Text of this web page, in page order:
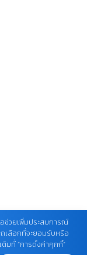
(มหาชน)
อช่วยเพิ่มประสบการณ์
ถเลือกที่จะยอมรับหรือ
ติมที่ “การตั้งค่าคุกกี้”